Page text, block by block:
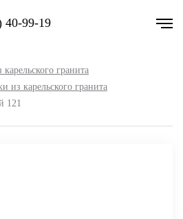
40-99-19
гранита
из карельского гранита
121